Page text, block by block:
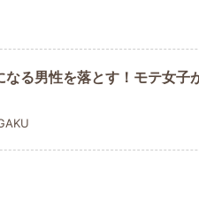
なる男性を落とす！モテ女子